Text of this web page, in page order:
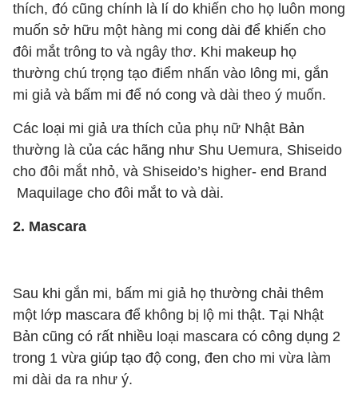
thích, đó cũng chính là lí do khiến cho họ luôn mong
muốn sở hữu một hàng mi cong dài để khiến cho
đôi mắt trông to và ngây thơ. Khi makeup họ
thường chú trọng tạo điểm nhấn vào lông mi, gắn
mi giả và bấm mi để nó cong và dài theo ý muốn.
Các loại mi giả ưa thích của phụ nữ Nhật Bản
thường là của các hãng như Shu Uemura, Shiseido
cho đôi mắt nhỏ, và Shiseido’s higher- end Brand
Maquilage cho đôi mắt to và dài.
2. Mascara
Sau khi gắn mi, bấm mi giả họ thường chải thêm
một lớp mascara để không bị lộ mi thật. Tại Nhật
Bản cũng có rất nhiều loại mascara có công dụng 2
trong 1 vừa giúp tạo độ cong, đen cho mi vừa làm
mi dài da ra như ý.